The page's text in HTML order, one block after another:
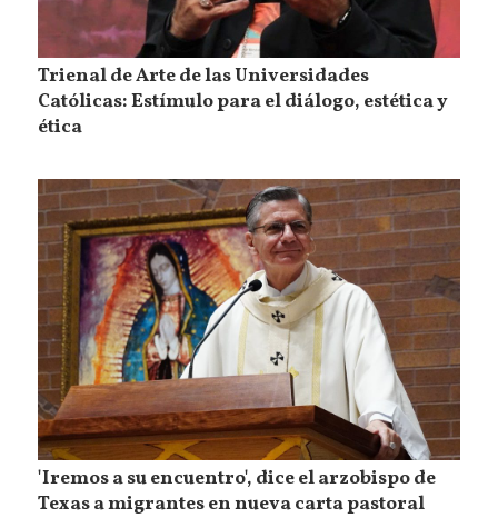
Trienal de Arte de las Universidades
Católicas: Estímulo para el diálogo, estética y
ética
'Iremos a su encuentro', dice el arzobispo de
Texas a migrantes en nueva carta pastoral